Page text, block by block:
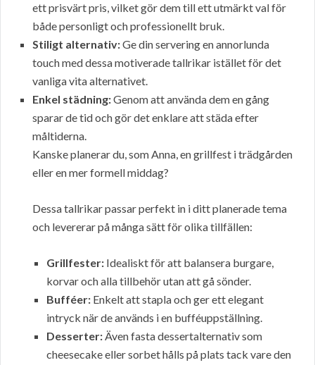
ett prisvärt pris, vilket gör dem till ett utmärkt val för
både personligt och professionellt bruk.
Stiligt alternativ:Ge din servering en annorlunda
touch med dessa motiverade tallrikar istället för det
vanliga vita alternativet.
Enkel städning:Genom att använda dem en gång
sparar de tid och gör det enklare att städa efter
måltiderna.
Kanske planerar du, som Anna, en grillfest i trädgården
eller en mer formell middag?
Dessa tallrikar passar perfekt in i ditt planerade tema
och levererar på många sätt för olika tillfällen:
Grillfester: Idealiskt för att balansera burgare,
korvar och alla tillbehör utan att gå sönder.
Bufféer: Enkelt att stapla och ger ett elegant
intryck när de används i en bufféuppställning.
Desserter:Även fasta dessertalternativ som
cheesecake eller sorbet hålls på plats tack vare den